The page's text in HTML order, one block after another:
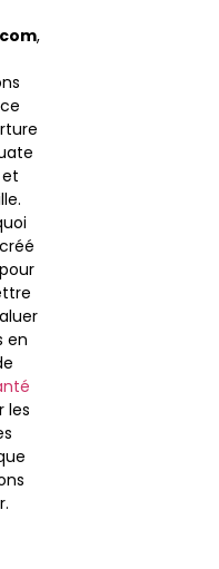
,
en
les